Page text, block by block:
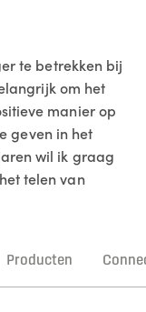
te betrekken bij
om het
manier op
geven in het
wil ik graag
telen van
Producten